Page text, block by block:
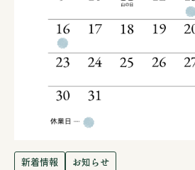
新着情報 お知らせ